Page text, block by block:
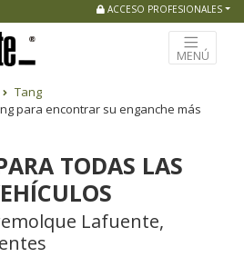
ACCESO PROFESIONALES
MENÚ
Tang
para encontrar su enganche más
TODAS LAS
Lafuente,